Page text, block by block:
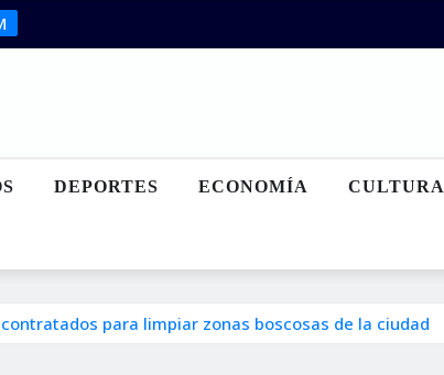
DEPORTES ECONOMÍA CULTURA
para limpiar zonas boscosas de la ciudad